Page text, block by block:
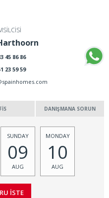
45 86 86
23 59 59
DANIŞMANA SORUN
SUNDAY
09
AUG
MONDAY
10
AUG